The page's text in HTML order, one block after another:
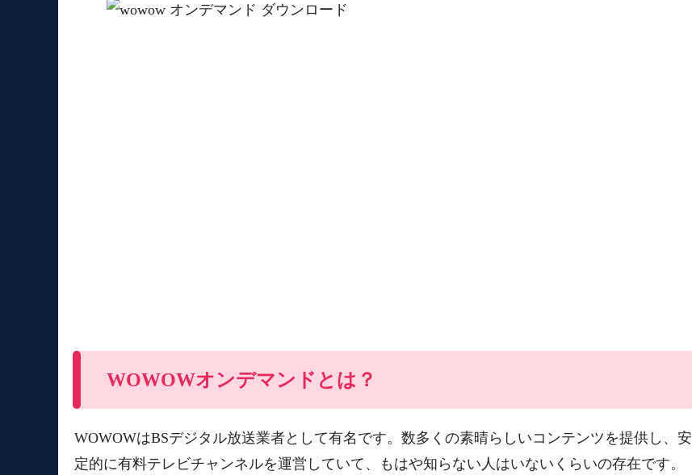
WOWOWオンデマンドとは？
WOWOWはBSデジタル放送業者として有名です。数多くの素晴らしいコンテンツを提供し、安
定的に有料テレビチャンネルを運営していて、もはや知らない人はいないくらいの存在です。